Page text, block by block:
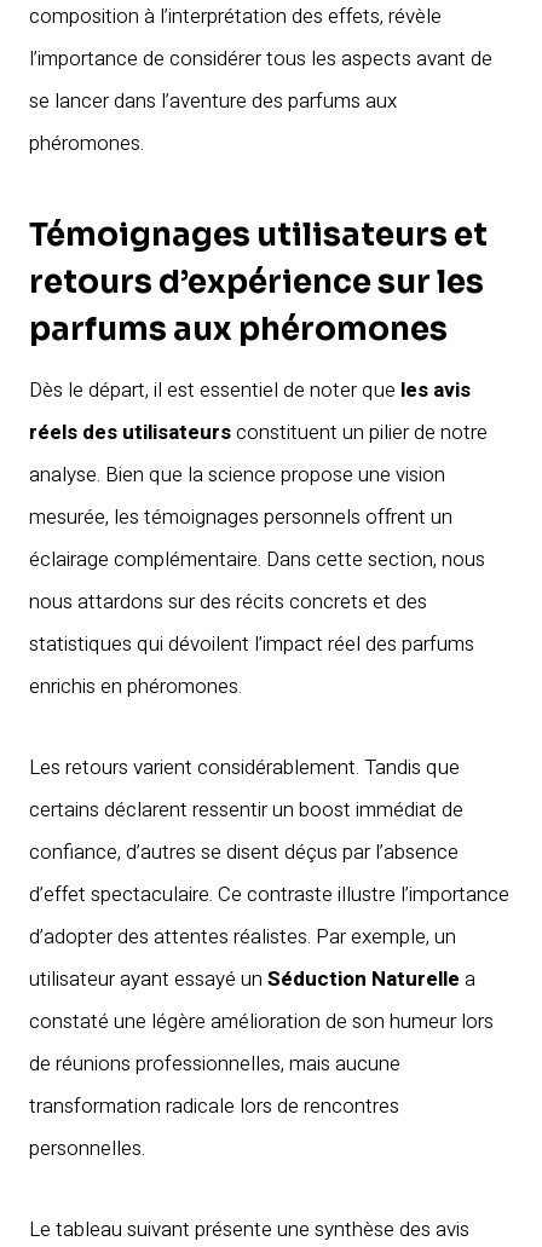
composition à l’interprétation des effets, révèle
l’importance de considérer tous les aspects avant de
se lancer dans l’aventure des parfums aux
phéromones.
Témoignages utilisateurs et
retours d’expérience sur les
parfums aux phéromones
Dès le départ, il est essentiel de noter que les avis
réels des utilisateursconstituent un pilier de notre
analyse. Bien que la science propose une vision
mesurée, les témoignages personnels offrent un
éclairage complémentaire. Dans cette section, nous
nous attardons sur des récits concrets et des
statistiques qui dévoilent l’impact réel des parfums
enrichis en phéromones.
Les retours varient considérablement. Tandis que
certains déclarent ressentir un boost immédiat de
confiance, d’autres se disent déçus par l’absence
d’effet spectaculaire. Ce contraste illustre l’importance
d’adopter des attentes réalistes. Par exemple, un
utilisateur ayant essayé un Séduction Naturelle a
constaté une légère amélioration de son humeur lors
de réunions professionnelles, mais aucune
transformation radicale lors de rencontres
personnelles.
Le tableau suivant présente une synthèse des avis